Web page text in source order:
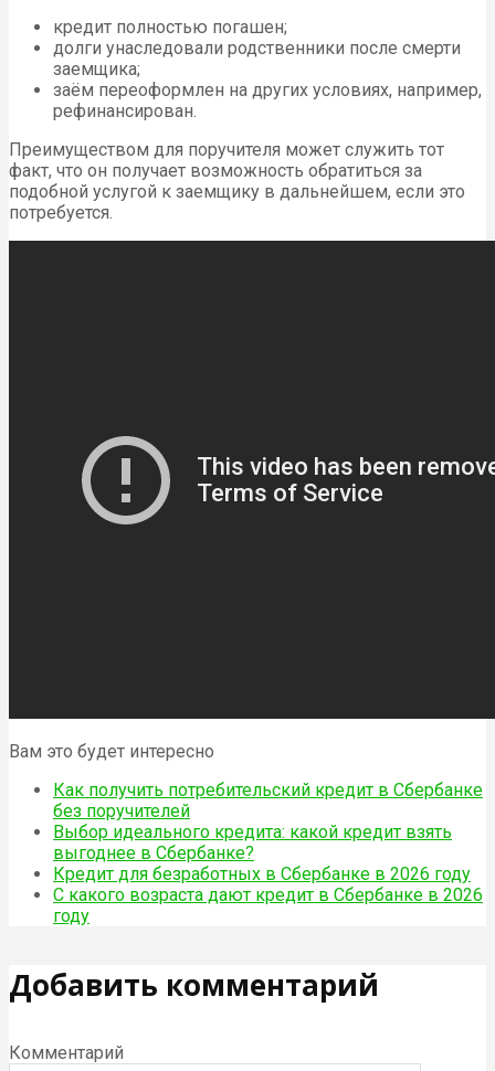
кредит полностью погашен;
долги унаследовали родственники после смерти
заемщика;
заём переоформлен на других условиях, например,
рефинансирован.
Преимуществом для поручителя может служить тот
факт, что он получает возможность обратиться за
подобной услугой к заемщику в дальнейшем, если это
потребуется.
Вам это будет интересно
Как получить потребительский кредит в Сбербанке
без поручителей
Выбор идеального кредита: какой кредит взять
выгоднее в Сбербанке?
Кредит для безработных в Сбербанке в 2026 году
С какого возраста дают кредит в Сбербанке в 2026
году
Добавить комментарий
Комментарий